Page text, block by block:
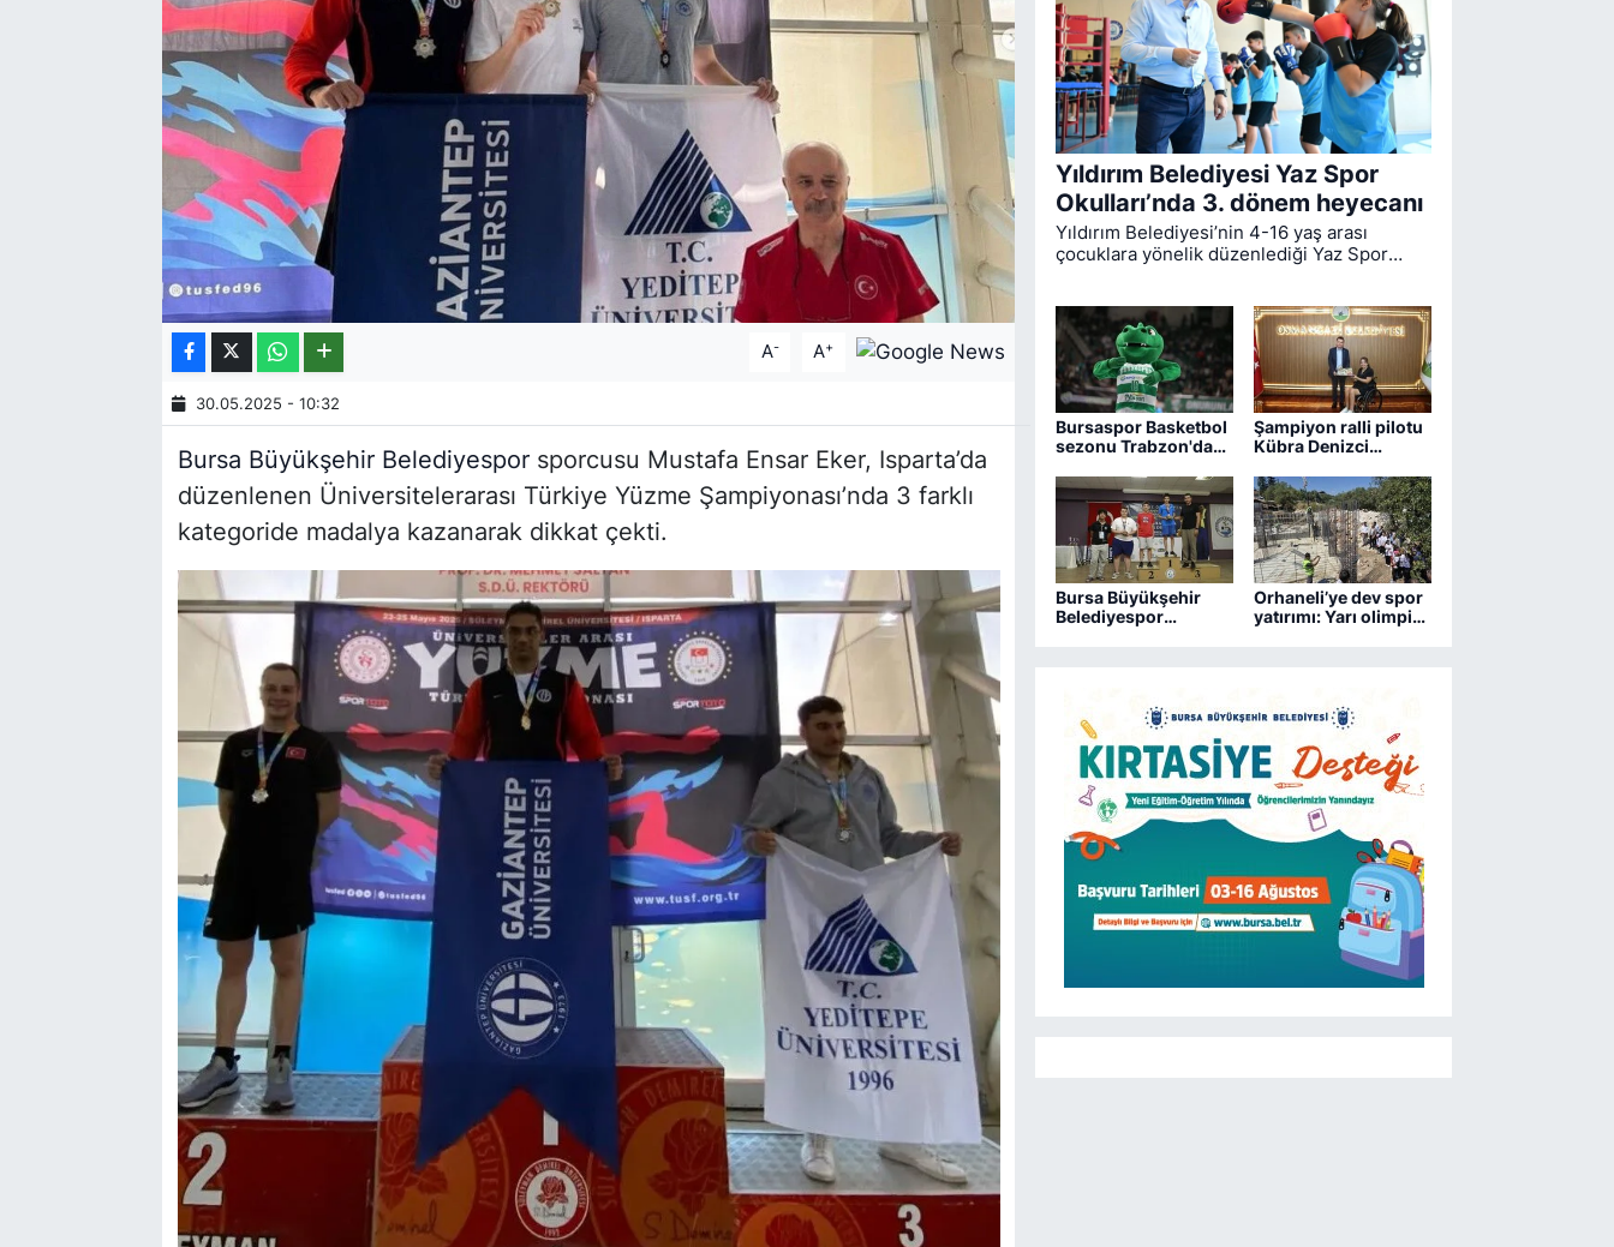
A- A+
30.05.2025 - 10:32
Bursa Büyükşehir Belediyesporsporcusu Mustafa Ensar Eker, Isparta’da
düzenlenen Üniversitelerarası Türkiye Yüzme Şampiyonası’nda 3 farklı
kategoride madalya kazanarak dikkat çekti.
Yıldırım Belediyesi Yaz Spor
Okulları’nda 3. dönem heyecanı
Yıldırım Belediyesi’nin 4-16 yaş arası
çocuklara yönelik düzenlediği Yaz Spor
devam ediyor.
Bursaspor Basketbol
sezonu Trabzon'da
Şampiyon ralli pilotu
Kübra Denizci
Aydın’a ziyaret
Bursa Büyükşehir
Belediyespor
Orhaneli’ye dev spor
yatırımı: Yarı olimpik